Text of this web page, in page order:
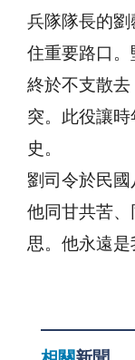
兵隊隊長的
住重要路口
終於不支散
突。此役讓
史。
劉司令於民
他同甘共苦
思。他永遠是